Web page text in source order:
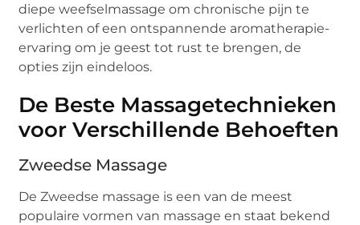
diepe weefselmassage om chronische pijn te
verlichten of een ontspannende aromatherapie-
ervaring om je geest tot rust te brengen, de
opties zijn eindeloos.
De Beste Massagetechnieken
voor Verschillende Behoeften
Zweedse Massage
De Zweedse massage is een van de meest
populaire vormen van massage en staat bekend